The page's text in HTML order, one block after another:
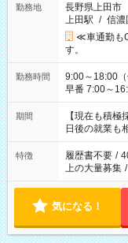
勤務地
長野県上田市
上田駅 / 信濃
≪車通勤も
す。
勤務時間
9:00～18:00（休憩60分） ■ご希望
早番 7:00～16:00 遅番
い」 「余裕を
たくない」 など
の方へ 今ご覧
の勤務時間。
期間
【現在も積
日後の就業も
特徴 履歴書不要 /
上の大量募集 /
気になる！